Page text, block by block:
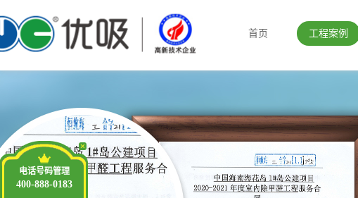
首页 工程案例
电话号码管理
400-888-0183